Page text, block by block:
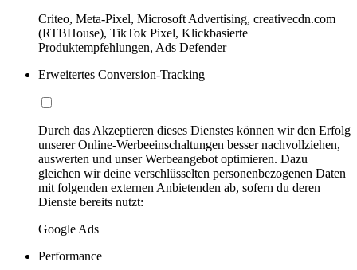
Criteo, Meta-Pixel, Microsoft Advertising, creativecdn.com
(RTBHouse), TikTok Pixel, Klickbasierte
Produktempfehlungen, Ads Defender
Erweitertes Conversion-Tracking
Durch das Akzeptieren dieses Dienstes können wir den Erfolg
unserer Online-Werbeeinschaltungen besser nachvollziehen,
auswerten und unser Werbeangebot optimieren. Dazu
gleichen wir deine verschlüsselten personenbezogenen Daten
mit folgenden externen Anbietenden ab, sofern du deren
Dienste bereits nutzt:
Google Ads
Performance